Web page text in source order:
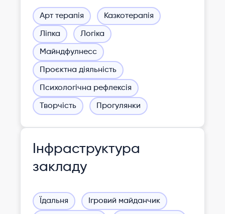
Арт терапія Казкотерапія
Ліпка Логіка
Майндфулнесс
Проєктна діяльність
Психологічна рефлексія
Творчість Прогулянки
Інфраструктура
закладу
Їдальня Ігровий майданчик